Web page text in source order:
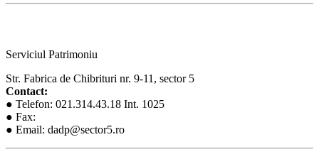
Serviciul Patrimoniu
Str. Fabrica de Chibrituri nr. 9-11, sector 5
Contact:
● Telefon: 021.314.43.18 Int. 1025
● Fax:
● Email: dadp@sector5.ro